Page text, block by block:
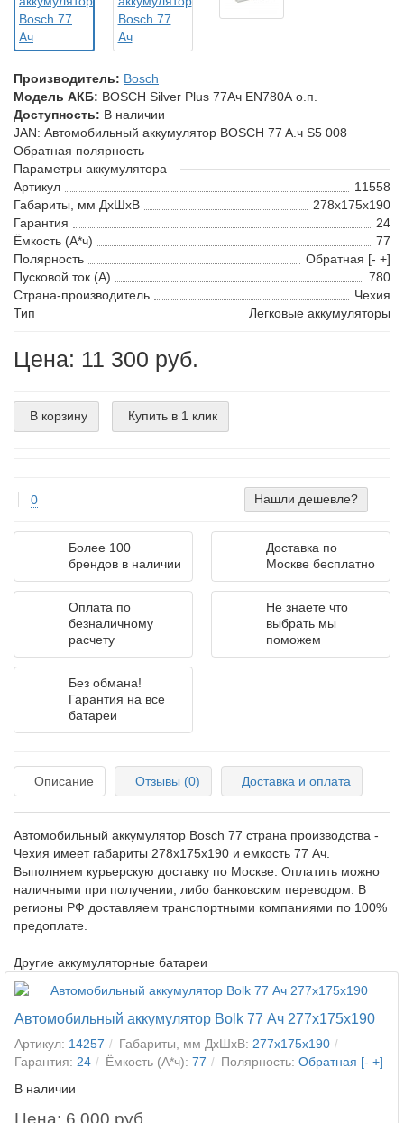
Производитель: Bosch
Модель АКБ: BOSCH Silver Plus 77Ач EN780А о.п.
Доступность: В наличии
JAN: Автомобильный аккумулятор BOSCH 77 A.ч S5 008
Обратная полярность
Параметры аккумулятора
Артикул
11558
Габариты, мм ДхШхВ
278x175x190
Гарантия
24
Ёмкость (А*ч)
77
Полярность
Обратная [- +]
Пусковой ток (А)
780
Страна-производитель
Чехия
Тип
Легковые аккумуляторы
Цена: 11 300 руб.
В корзину Купить в 1 клик
0 Нашли дешевле?
Более 100
брендов в наличии
Доставка по
Москве бесплатно
Оплата по
безналичному
расчету
Не знаете что
выбрать мы
поможем
Без обмана!
Гарантия на все
батареи
Описание Отзывы (0) Доставка и оплата
Автомобильный аккумулятор Bosch 77 страна производства -
Чехия имеет габариты 278x175x190 и емкость 77 Ач.
Выполняем курьерскую доставку по Москве. Оплатить можно
наличными при получении, либо банковским переводом. В
регионы РФ доставляем транспортными компаниями по 100%
предоплате.
Другие аккумуляторные батареи
Автомобильный аккумулятор Bolk 77 Ач 277x175x190
Артикул: 14257 Габариты, мм ДхШхВ: 277x175x190
Гарантия: 24 Ёмкость (А*ч): 77 Полярность: Обратная [- +]
В наличии
Цена: 6 000 руб.